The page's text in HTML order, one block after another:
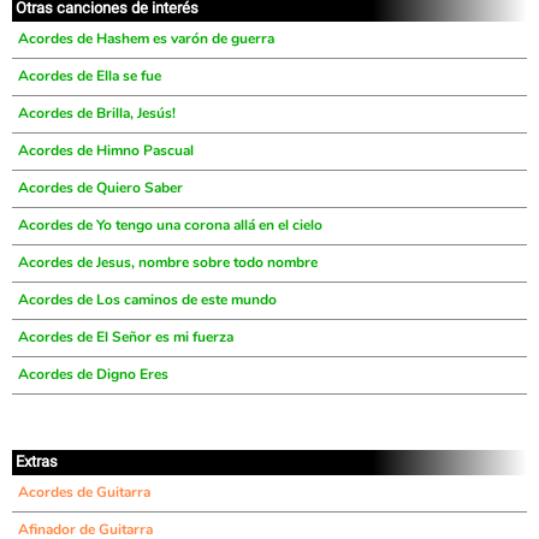
Otras canciones de interés
Acordes de Hashem es varón de guerra
Acordes de Ella se fue
Acordes de Brilla, Jesús!
Acordes de Himno Pascual
Acordes de Quiero Saber
Acordes de Yo tengo una corona allá en el cielo
Acordes de Jesus, nombre sobre todo nombre
Acordes de Los caminos de este mundo
Acordes de El Señor es mi fuerza
Acordes de Digno Eres
Extras
Acordes de Guitarra
Afinador de Guitarra